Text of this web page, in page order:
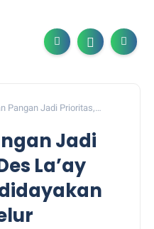
Pangan Jadi Prioritas,
Jadi
La’ay